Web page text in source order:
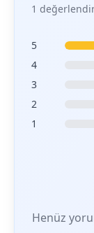
1
5
4
3
2
1
Henüz